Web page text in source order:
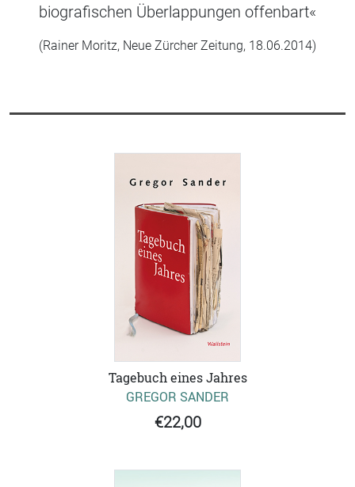
biografischen Überlappungen offenbart«
(Rainer Moritz, Neue Zürcher Zeitung, 18.06.2014)
Tagebuch eines Jahres
GREGOR SANDER
€22,00